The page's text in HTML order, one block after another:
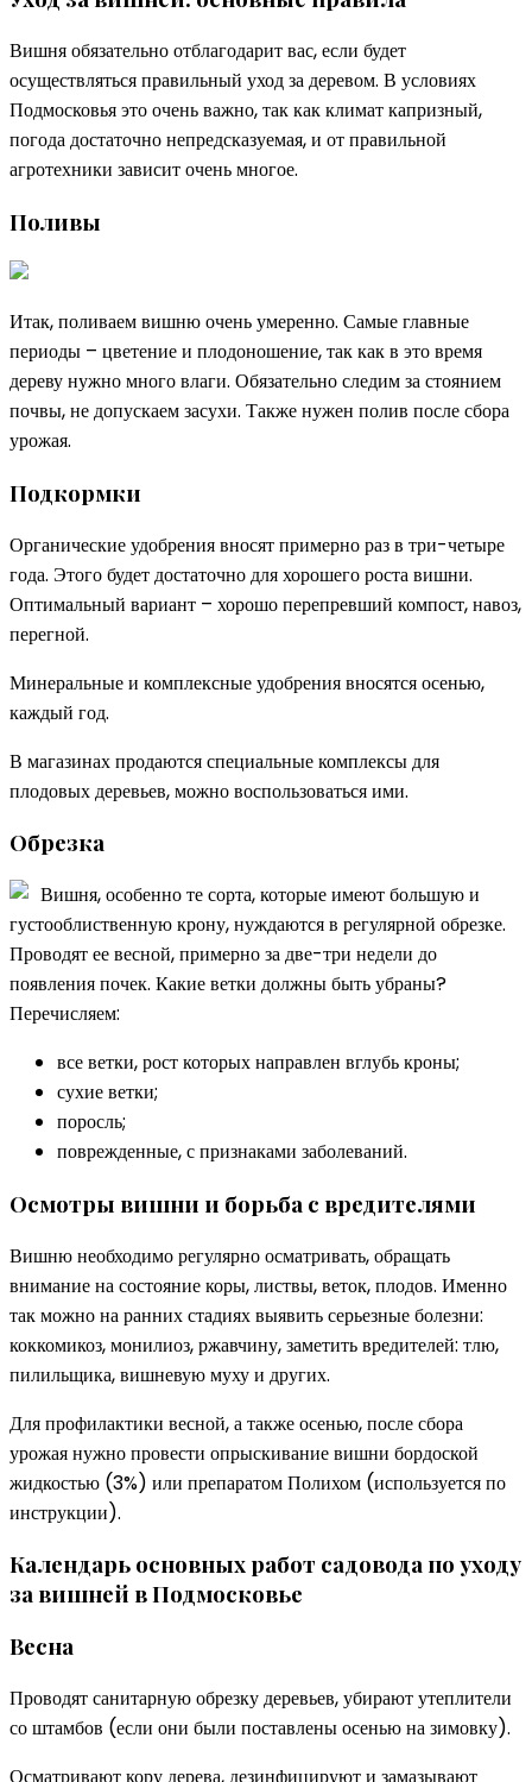
Вишня обязательно отблагодарит вас, если будет
осуществляться правильный уход за деревом. В условиях
Подмосковья это очень важно, так как климат капризный,
погода достаточно непредсказуемая, и от правильной
агротехники зависит очень многое.
Поливы
Итак, поливаем вишню очень умеренно. Самые главные
периоды – цветение и плодоношение, так как в это время
дереву нужно много влаги. Обязательно следим за стоянием
почвы, не допускаем засухи. Также нужен полив после сбора
урожая.
Подкормки
Органические удобрения вносят примерно раз в три-четыре
года. Этого будет достаточно для хорошего роста вишни.
Оптимальный вариант – хорошо перепревший компост, навоз,
перегной.
Минеральные и комплексные удобрения вносятся осенью,
каждый год.
В магазинах продаются специальные комплексы для
плодовых деревьев, можно воспользоваться ими.
Обрезка
Вишня, особенно те сорта, которые имеют большую и
густооблиственную крону, нуждаются в регулярной обрезке.
Проводят ее весной, примерно за две-три недели до
появления почек. Какие ветки должны быть убраны?
Перечисляем:
все ветки, рост которых направлен вглубь кроны;
сухие ветки;
поросль;
поврежденные, с признаками заболеваний.
Осмотры вишни и борьба с вредителями
Вишню необходимо регулярно осматривать, обращать
внимание на состояние коры, листвы, веток, плодов. Именно
так можно на ранних стадиях выявить серьезные болезни:
коккомикоз, монилиоз, ржавчину, заметить вредителей: тлю,
пилильщика, вишневую муху и других.
Для профилактики весной, а также осенью, после сбора
урожая нужно провести опрыскивание вишни бордоской
жидкостью (3%) или препаратом Полихом (используется по
инструкции).
Календарь основных работ садовода по уходу
за вишней в Подмосковье
Весна
Проводят санитарную обрезку деревьев, убирают утеплители
со штамбов (если они были поставлены осенью на зимовку).
Осматривают кору дерева, дезинфицируют и замазывают